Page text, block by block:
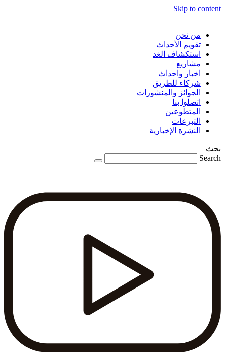
Skip to content
من نحن
تقويم الأحداث
استكشاف الغد
مشاريع
اخبار واحداث
شركاء للطريق
الجوائز والمنشورات
اتصلوا بنا
المتطوعين
التبرعات
النشرة الإخبارية
بحث
Search